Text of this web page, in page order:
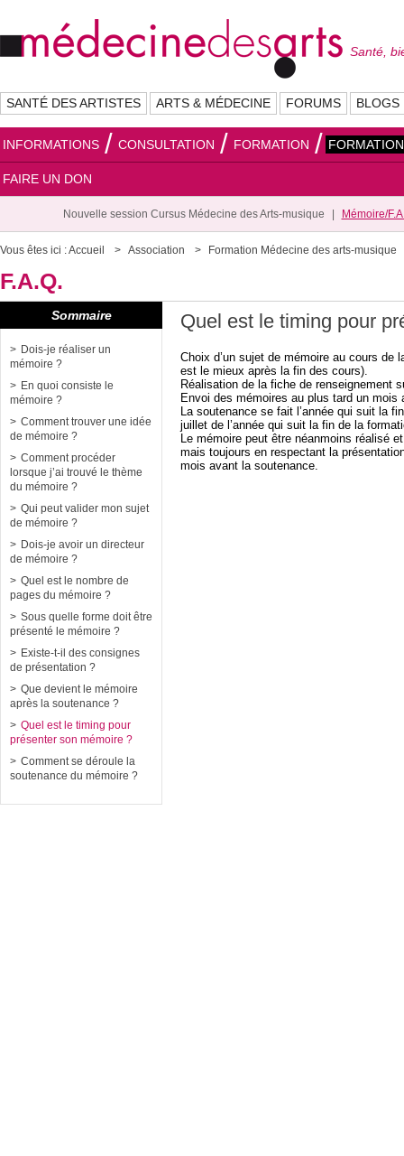
Santé,
SANTÉ DES ARTISTES ARTS & MÉDECINE FORUMS BLOGS
INFORMATIONS CONSULTATION FORMATION
FAIRE UN DON
Nouvelle session Cursus Médecine des Arts-musique Mémoire/
Vous êtes ici :Accueil Association Formation Médecine des arts-musique
F.A.Q.
Quel est le timing pour
Choix d’un sujet de mémoire au cours de
est le mieux après la fin des cours).
Réalisation de la fiche de renseignement
Envoi des mémoires au plus tard un mois
La soutenance se fait l’année qui suit la
juillet de l’année qui suit la fin de la
Le mémoire peut être néanmoins réalisé
mais toujours en respectant la
mois avant la soutenance.
Sommaire
Dois-je réaliser un
mémoire ?
En quoi consiste le
mémoire ?
Comment trouver une idée
de mémoire ?
Comment procéder
lorsque j’ai trouvé le thème
du mémoire ?
Qui peut valider mon sujet
de mémoire ?
Dois-je avoir un directeur
de mémoire ?
Quel est le nombre de
pages du mémoire ?
Sous quelle forme doit être
présenté le mémoire ?
Existe-t-il des consignes
de présentation ?
Que devient le mémoire
après la soutenance ?
Quel est le timing pour
présenter son mémoire ?
Comment se déroule la
soutenance du mémoire ?